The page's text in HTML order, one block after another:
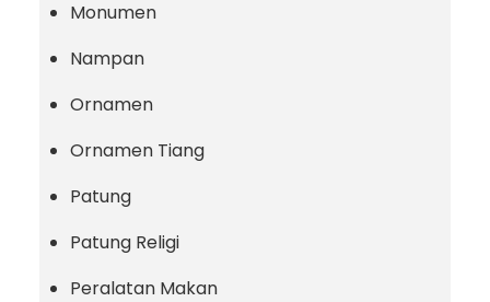
Monumen
Nampan
Ornamen
Ornamen Tiang
Patung
Patung Religi
Peralatan Makan